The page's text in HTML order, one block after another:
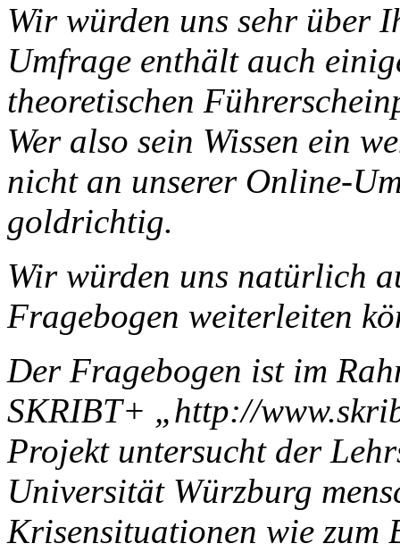
Wir würden uns sehr über
Umfrage enthält auch
theoretischen
Wer also sein Wissen ein
nicht an unserer Online-
goldrichtig.
Wir würden uns natürlich
Fragebogen weiterleiten
Der Fragebogen ist im
SKRIBT+ „http://
Projekt untersucht der
Universität Würzburg
Krisensituationen wie zum